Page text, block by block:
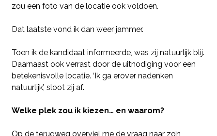
zou een foto van de locatie ook voldoen.
Dat laatste vond ik dan weer jammer.
Toen ik de kandidaat informeerde, was zij natuurlijk blij.
Daarnaast ook verrast door de uitnodiging voor een
betekenisvolle locatie. ‘Ik ga erover nadenken
natuurlijk’, sloot zij af.
Welke plek zou ik kiezen… en waarom?
Op de terugweg overviel me de vraag naar zo’n